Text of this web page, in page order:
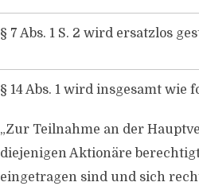
§ 7 Abs. 1 S. 2 wird ersatzlos
§ 14 Abs. 1 wird insgesamt wie
„Zur Teilnahme an der
diejenigen Aktionäre
eingetragen sind und sich